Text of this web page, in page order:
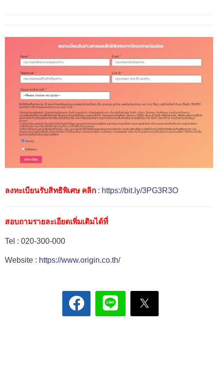
ลงทะเบียนรับสิทธิพิเศษ คลิก : https://bit.ly/3PG3R3O
สอบถามรายละเอียดเพิ่มเติมได้ที่
Tel : 020-300-000
Website : https://www.origin.co.th/